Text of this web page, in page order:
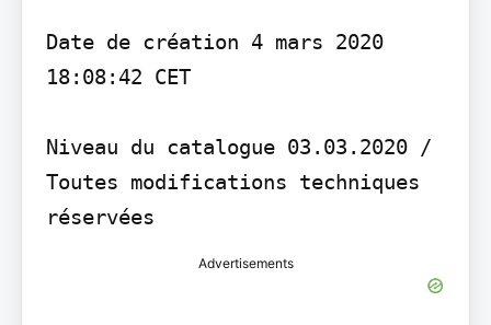
Date de création 4 mars 2020
18:08:42 CET
Niveau du catalogue 03.03.2020 /
Toutes modifications techniques
réservées
Advertisements